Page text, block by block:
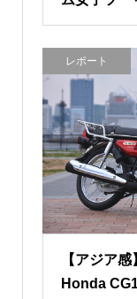
レポート
【アジア
Honda